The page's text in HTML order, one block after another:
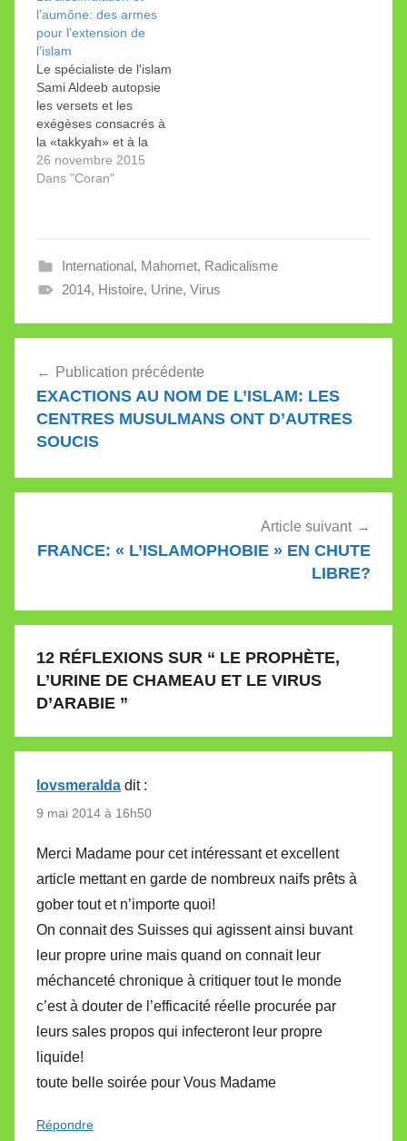
republier cet article
intitulé "Le prophète,
l'urine de chameau et le
virus d'Arabie" (9 mai
2014). Il tente…
l’aumône: des armes
pour l’extension de
l’islam
Le spécialiste de l'islam
Sami Aldeeb autopsie
les versets et les
exégèses consacrés à
la «takkyah» et à la
«zakat». Deux
nouvelles
26 novembre 2015
Dans "Coran"
International, Mahomet, Radicalisme
2014, Histoire, Urine, Virus
de
l’article
Publication précédente
EXACTIONS AU NOM DE L’ISLAM: LES
CENTRES MUSULMANS ONT D’AUTRES
SOUCIS
Article suivant
FRANCE: « L’ISLAMOPHOBIE » EN CHUTE
LIBRE?
12 RÉFLEXIONS SUR “ LE PROPHÈTE,
L’URINE DE CHAMEAU ET LE VIRUS
D’ARABIE ”
lovsmeralda dit :
9 mai 2014 à 16h50
Merci Madame pour cet intéressant et excellent
article mettant en garde de nombreux naifs prêts à
gober tout et n’importe quoi!
On connait des Suisses qui agissent ainsi buvant
leur propre urine mais quand on connait leur
méchanceté chronique à critiquer tout le monde
c’est à douter de l’efficacité réelle procurée par
leurs sales propos qui infecteront leur propre
liquide!
toute belle soirée pour Vous Madame
Répondre